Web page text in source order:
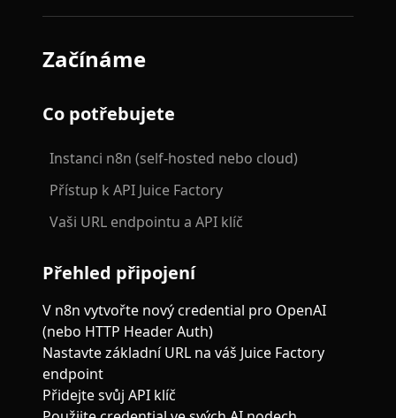
Začínáme
Co potřebujete
Instanci n8n (self-hosted nebo cloud)
Přístup k API Juice Factory
Vaši URL endpointu a API klíč
Přehled připojení
V n8n vytvořte nový credential pro OpenAI
(nebo HTTP Header Auth)
Nastavte základní URL na váš Juice Factory
endpoint
Přidejte svůj API klíč